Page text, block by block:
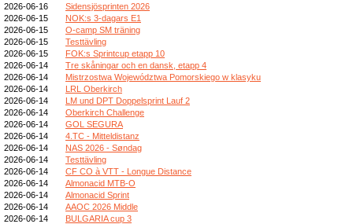
2026-06-16
Sidensjösprinten 2026
2026-06-15
NOK:s 3-dagars E1
2026-06-15
O-camp SM träning
2026-06-15
Testtävling
2026-06-15
FOK:s Sprintcup etapp 10
2026-06-14
Tre skåningar och en dansk, etapp 4
2026-06-14
Mistrzostwa Województwa Pomorskiego w klasyku
2026-06-14
LRL Oberkirch
2026-06-14
LM und DPT Doppelsprint Lauf 2
2026-06-14
Oberkirch Challenge
2026-06-14
GOL SEGURA
2026-06-14
4.TC - Mitteldistanz
2026-06-14
NAS 2026 - Søndag
2026-06-14
Testtävling
2026-06-14
CF CO à VTT - Longue Distance
2026-06-14
Almonacid MTB-O
2026-06-14
Almonacid Sprint
2026-06-14
AAOC 2026 Middle
2026-06-14
BULGARIA cup 3